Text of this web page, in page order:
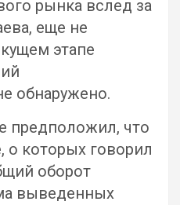
рынка вслед за
еще не
этапе
обнаружено.
предположил, что
о которых говорил
оборот
выведенных